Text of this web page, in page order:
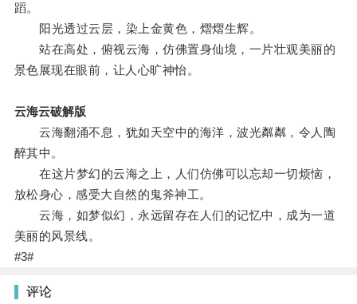
蹈。
阳光透过云层，染上金黄色，熠熠生辉。
站在高处，俯视云海，仿佛置身仙境，一片壮观美丽的
景色展现在眼前，让人心旷神怡。
云海云破解版
云海翻涌不息，犹如天空中的海洋，波光粼粼，令人陶
醉其中。
在这片梦幻的云海之上，人们仿佛可以忘却一切烦恼，
放松身心，感受大自然的鬼斧神工。
云海，如梦似幻，永远留存在人们的记忆中，成为一道
美丽的风景线。
#3#
评论